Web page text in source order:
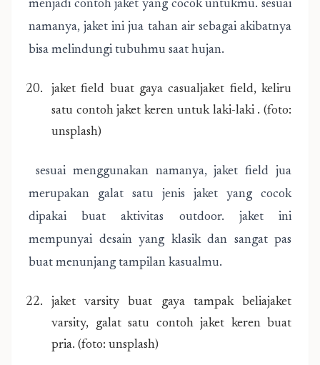
menjadi contoh jaket yang cocok untukmu. sesuai
namanya, jaket ini jua tahan air sebagai akibatnya
bisa melindungi tubuhmu saat hujan.
jaket field buat gaya casualjaket field, keliru
satu contoh jaket keren untuk laki-laki . (foto:
unsplash)
sesuai menggunakan namanya, jaket field jua
merupakan galat satu jenis jaket yang cocok
dipakai buat aktivitas outdoor. jaket ini
mempunyai desain yang klasik dan sangat pas
buat menunjang tampilan kasualmu.
jaket varsity buat gaya tampak beliajaket
varsity, galat satu contoh jaket keren buat
pria. (foto: unsplash)